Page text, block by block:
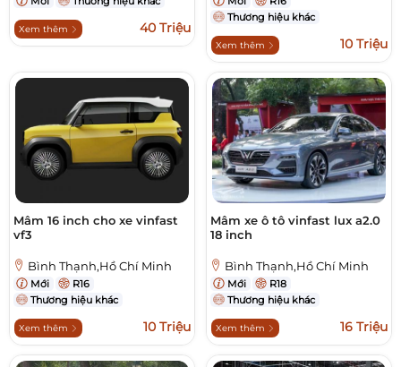
Xem thêm 40 Triệu
Thương hiệu khác
Xem thêm 10 Triệu
Mâm 16 inch cho xe vinfast
vf3
Bình Thạnh,Hồ Chí Minh
Mới
R16
Thương hiệu khác
Xem thêm 10 Triệu
Mâm xe ô tô vinfast lux a2.0
18 inch
Bình Thạnh,Hồ Chí Minh
Mới
R18
Thương hiệu khác
Xem thêm 16 Triệu